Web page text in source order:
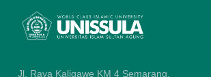
Jl. Raya Kaligawe KM 4 Semarang,